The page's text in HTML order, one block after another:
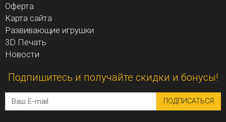
Оферта
Карта сайта
Развивающие игрушки
3D Печать
Новости
Подпишитесь и получайте скидки и бонусы!
ПОДПИСАТЬСЯ